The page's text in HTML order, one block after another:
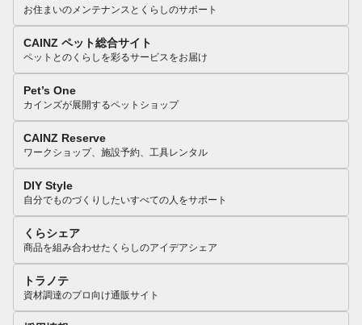
お住まいのメンテナンスとくらしのサポート
CAINZ ペット総合サイト
ペットとのくらしを彩るサービスをお届け
Pet’s One
カインズが展開するペットショップ
CAINZ Reserve
ワークショップ、施設予約、工具レンタル
DIY Style
自分でものづくりしたいすべての人をサポート
くらシェア
商品を組み合わせたくらしのアイデアシェア
トラノテ
資材調達のプロ向け通販サイト